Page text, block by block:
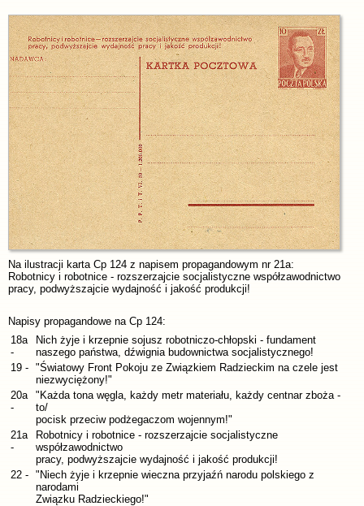
Na ilustracji karta Cp 124 z napisem propagandowym nr 21a:
Robotnicy i robotnice - rozszerzajcie socjalistyczne współzawodnictwo
pracy, podwyższajcie wydajność i jakość produkcji!
Napisy propagandowe na Cp 124:
18a
-
Nich żyje i krzepnie sojusz robotniczo-chłopski - fundament
naszego państwa, dźwignia budownictwa socjalistycznego!
19 - "Światowy Front Pokoju ze Związkiem Radzieckim na czele jest
niezwyciężony!"
20a
-
"Każda tona węgla, każdy metr materiału, każdy centnar zboża -
to/
pocisk przeciw podżegaczom wojennym!"
21a
-
Robotnicy i robotnice - rozszerzajcie socjalistyczne
współzawodnictwo
pracy, podwyższajcie wydajność i jakość produkcji!
22 - "Niech żyje i krzepnie wieczna przyjaźń narodu polskiego z
narodami
Związku Radzieckiego!"